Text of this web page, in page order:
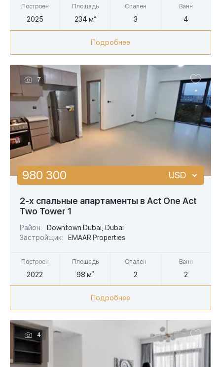
Построен
2025
Площадь
234 м²
Спален
3
Ванн
4
Подробнее
7
2-х спальные апартаменты в Act One Act
Two Tower 1
Район:
Downtown Dubai, Dubai
Застройщик:
EMAAR Properties
Построен
2022
Площадь
98 м²
Спален
2
Ванн
2
980 300 USD
Подробнее
4